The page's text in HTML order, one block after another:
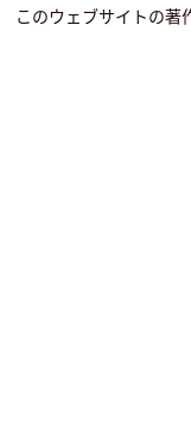
このウェブサイトの